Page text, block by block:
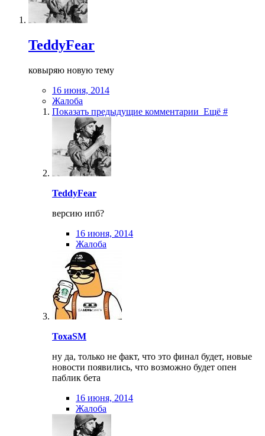
TeddyFear
ковыряю новую тему
16 июня, 2014
Жалоба
Показать предыдущие комментарии Ещё #
TeddyFear
версию ипб?
16 июня, 2014
Жалоба
ToxaSM
ну да, только не факт, что это финал будет, новые
новости появились, что возможно будет опен
паблик бета
16 июня, 2014
Жалоба